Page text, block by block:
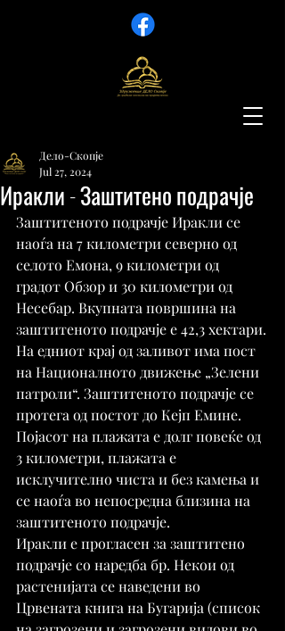
Иракли - Заштитено подрачје
Дело-Скопје
Jul 27, 2024
Заштитеното подрачје Иракли се
наоѓа на 7 километри северно од
селото Емона, 9 километри од
градот Обзор и 30 километри од
Несебар. Вкупната површина на
заштитеното подрачје е 42,3 хектари.
На едниот крај од заливот има пост
на Националното движење „Зелени
патроли“. Заштитеното подрачје се
протега од постот до Кејп Емине.
Појасот на плажата е долг повеќе од
3 километри, плажата е
исклучително чиста и без камења и
се наоѓа во непосредна близина на
заштитеното подрачје.
Иракли е прогласен за заштитено
подрачје со наредба бр. Некои од
растенијата се наведени во
Црвената книга на Бугарија (список